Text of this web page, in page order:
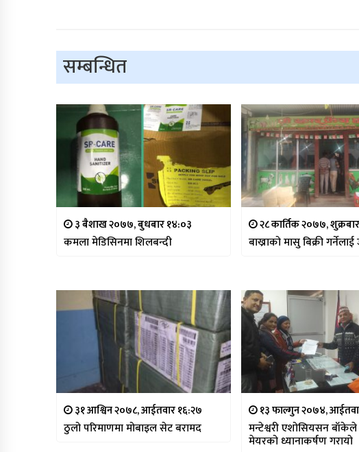
सम्बन्धित
३ बैशाख २०७७, बुधबार १४:०३
कमला मेडिसिनमा शिलबन्दी
२८ कार्तिक २०७७,
बाख्राको मासु बिक्री गर्नेलाई
३१ आश्विन २०७८, आईतवार १६:२७
ठुलो परिमाणमा मोबाइल सेट बरामद
१३ फाल्गुन २०७४,
मन्टेश्वरी एशोसियसन
मेयरको ध्यानाकर्षण गरायो